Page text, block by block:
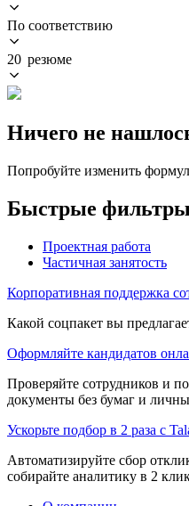
По соответствию
20 резюме
Ничего не
Попробуйте изменить
Быстрые фильтры
Проектная работа
Частичная занятость
Корпоративная поддержка
Какой соцпакет вы
Оформляйте кандидатов
Проверяйте сотрудников и
документы без бумаг и
Ускорьте подбор в 2 раза с
Автоматизируйте сбор
собирайте аналитику в 2